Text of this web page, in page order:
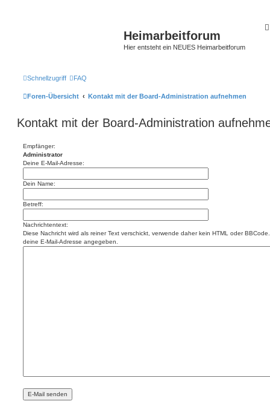
Heimarbeitforum
Hier entsteht ein NEUES Heimarbeitforum
Schnellzugriff FAQ
Foren-Übersicht Kontakt mit der Board-Administration aufnehmen
Kontakt mit der Board-Administration
Empfänger:
Administrator
Deine E-Mail-Adresse:
Dein Name:
Betreff:
Nachrichtentext:
Diese Nachricht wird als reiner Text verschickt, verwende daher kein HTML oder
deine E-Mail-Adresse angegeben.